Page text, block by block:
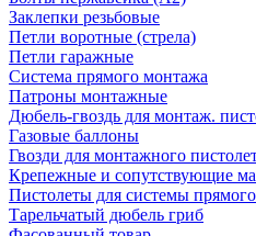
Заклепки резьбовые
Петли воротные (стрела)
Петли гаражные
Система прямого монтажа
Патроны монтажные
Дюбель-гвоздь для монтаж.
Газовые баллоны
Гвозди для монтажного
Крепежные и сопутствующие
Пистолеты для системы
Тарельчатый дюбель гриб